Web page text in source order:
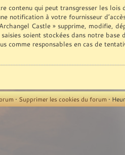
contenu qui peut transgresser les lois
notification à votre fournisseur
Castle » supprime, modifie,
soient stockées dans notre base
comme responsables en cas de
• Supprimer les cookies du forum •